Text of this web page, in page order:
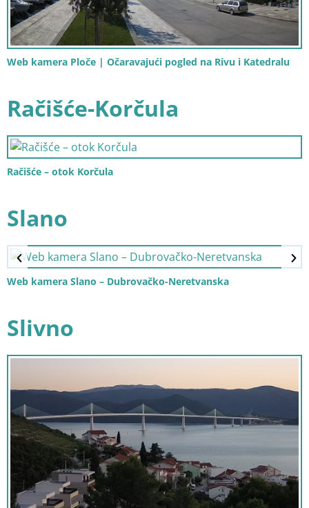
Web kamera Ploče | Očaravajući pogled na Rivu i Katedralu
Račišće-Korčula
Račišće – otok Korčula
Slano
Web kamera Slano – Dubrovačko-Neretvanska
Slivno